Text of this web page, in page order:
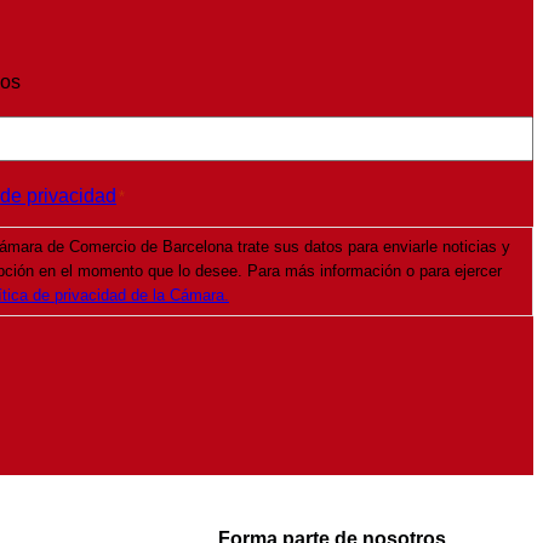
privacidad *
de Comercio de Barcelona trate sus datos para enviarle noticias y
en el momento que lo desee. Para más información o para ejercer
de privacidad de la Cámara.